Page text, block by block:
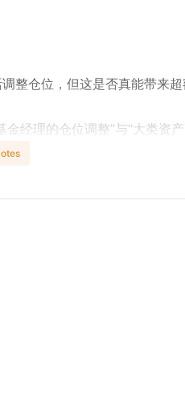
整仓位，但这是否真能带来超
经理的仓位调整”与“大类资
投资者如何科学评估基金的